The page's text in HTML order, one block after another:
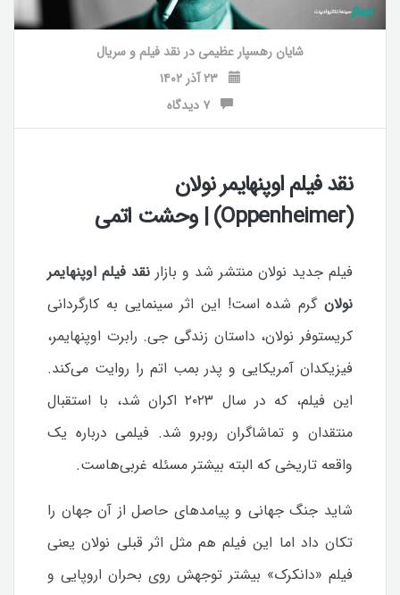
شایان رهسپار عظیمی در نقد فیلم و سریال
۲۳ آذر ۱۴۰۲
نقد فیلم اوپنهایمر نولان
(Oppenheimer) | وحشت اتمی
فیلم جدید نولان منتشر شد و بازار نقد فیلم اوپنهایمر
نولان گرم شده است! این اثر سینمایی به کارگردانی
کریستوفر نولان، داستان زندگی جی. رابرت اوپنهایمر،
فیزیکدان آمریکایی و پدر بمب اتم را روایت می‌کند.
این فیلم، که در سال ۲۰۲۳ اکران شد، با استقبال
منتقدان و تماشاگران روبرو شد. فیلمی درباره یک
واقعه تاریخی که البته بیشتر مسئله غربی‌هاست.
شاید جنگ جهانی و پیامدهای حاصل از آن جهان را
تکان داد اما این فیلم هم مثل اثر قبلی نولان یعنی
فیلم «دانکرک» بیشتر توجهش روی بحران اروپایی و